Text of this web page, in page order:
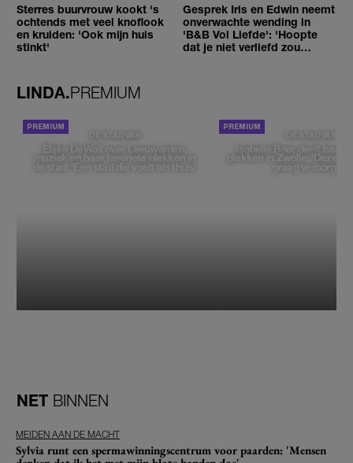
Sterres buurvrouw kookt 's
ochtends met veel knoflook
en kruiden: 'Ook mijn huis
stinkt'
Gesprek Iris en Edwin neemt
onverwachte wending in
'B&B Vol Liefde': 'Hoopte
dat je niet verliefd zou
LINDA.PREMIUM
DE STAD VAN
Elske DeWall over Leeuwarden,
muziek en haar favoriete plekken in
de stad: 'Een stad die voelt als thuis'
DE STAD VAN
Isabelle Boer deelt haar
plekken in Zwolle: 'Deze
graag verborgen'
NET BINNEN
MEIDEN AAN DE MACHT
Sylvia runt een spermawinningscentrum voor paarden: 'Mensen